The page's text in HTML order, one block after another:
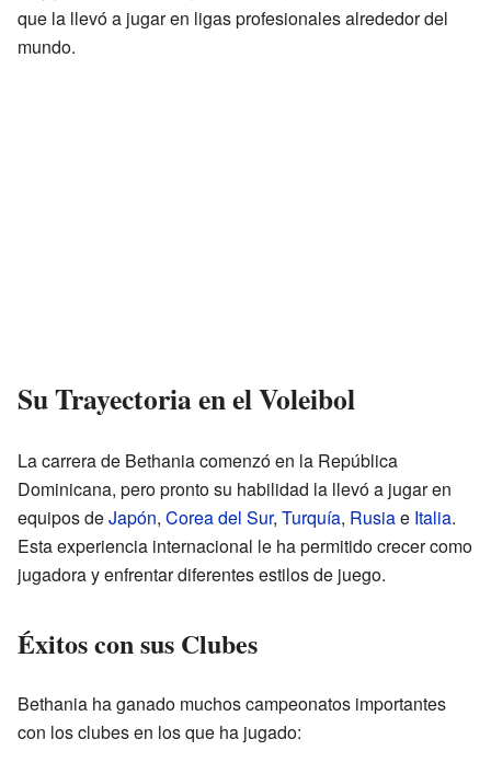
que la llevó a jugar en ligas profesionales alrededor del
mundo.
Su Trayectoria en el Voleibol
La carrera de Bethania comenzó en la República
Dominicana, pero pronto su habilidad la llevó a jugar en
equipos deJapón, Corea del Sur, Turquía, Rusiae Italia.
Esta experiencia internacional le ha permitido crecer como
jugadora y enfrentar diferentes estilos de juego.
Éxitos con sus Clubes
Bethania ha ganado muchos campeonatos importantes
con los clubes en los que ha jugado: